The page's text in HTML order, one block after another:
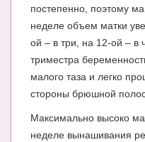
постепенно, поэтому
неделе объем матки
ой – в три, на 12-ой – в
триместра
малого таза и легко
стороны брюшной
Максимально высоко
неделе вынашивания